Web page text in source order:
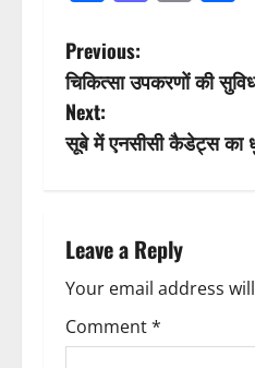
P
o
s
n
a
v
Previous:
चिकित्सा उपकरणों की
Next:
सूबे में एनसीसी कैडेट्स का
Leave a Reply
Your email address
Comment*